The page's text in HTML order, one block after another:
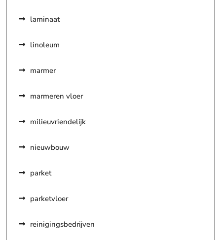
laminaat
linoleum
marmer
marmeren vloer
milieuvriendelijk
nieuwbouw
parket
parketvloer
reinigingsbedrijven